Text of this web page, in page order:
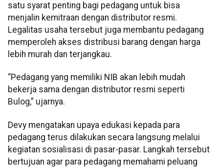
satu syarat penting bagi pedagang untuk bisa
menjalin kemitraan dengan distributor resmi.
Legalitas usaha tersebut juga membantu pedagang
memperoleh akses distribusi barang dengan harga
lebih murah dan terjangkau.
“Pedagang yang memiliki NIB akan lebih mudah
bekerja sama dengan distributor resmi seperti
Bulog,” ujarnya.
Devy mengatakan upaya edukasi kepada para
pedagang terus dilakukan secara langsung melalui
kegiatan sosialisasi di pasar-pasar. Langkah tersebut
bertujuan agar para pedagang memahami peluang